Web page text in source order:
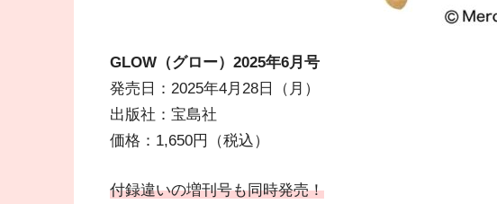
GLOW（グロー）2025年6月号
発売日：2025年4月28日（月）
出版社：宝島社
価格：1,650円（税込）
付録違いの増刊号も同時発売！